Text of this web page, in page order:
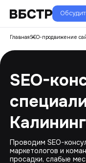
ГлавнаяSEO-продвижение
SEO-
Проводим SEO-
маркетологов и
просадки, слабые